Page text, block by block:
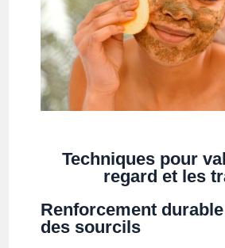
Techniques pour
regard et les
Renforcement
des sourcils